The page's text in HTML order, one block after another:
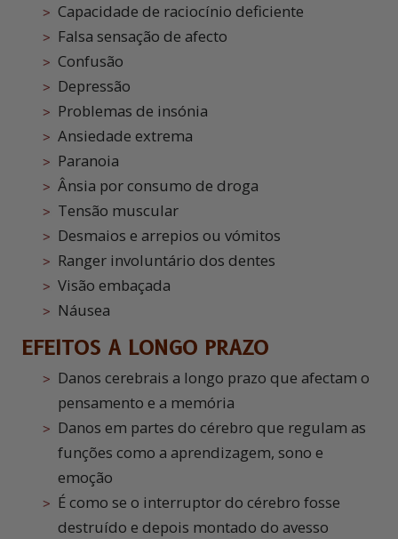
Capacidade de raciocínio deficiente
Falsa sensação de afecto
Confusão
Depressão
Problemas de insónia
Ansiedade extrema
Paranoia
Ânsia por consumo de droga
Tensão muscular
Desmaios e arrepios ou vómitos
Ranger involuntário dos dentes
Visão embaçada
Náusea
EFEITOS A LONGO PRAZO
Danos cerebrais a longo prazo que afectam o
pensamento e a memória
Danos em partes do cérebro que regulam as
funções como a aprendizagem, sono e
emoção
É como se o interruptor do cérebro fosse
destruído e depois montado do avesso